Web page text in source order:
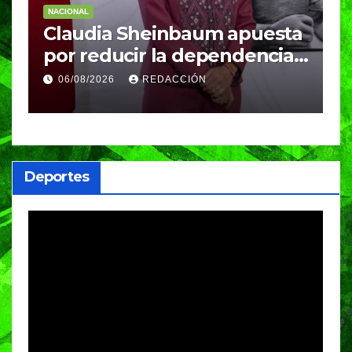
NACIONAL
Claudia Sheinbaum apuesta
por reducir la dependencia
del gas importado; fracking
sigue bajo evaluación
06/08/2026 REDACCIÓN
Deportes